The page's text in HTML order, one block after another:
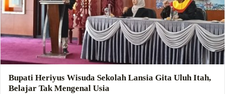
Bupati Heriyus Wisuda Sekolah Lansia Gita Uluh Itah,
Belajar Tak Mengenal Usia